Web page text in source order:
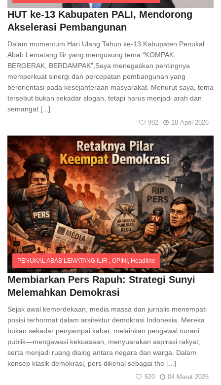
Comments
HUT ke-13 Kabupaten PALI, Mendorong
Akselerasi Pembangunan
Dalam momentum Hari Ulang Tahun ke-13 Kabupaten Penukal
Abab Lematang Ilir yang mengusung tema “KOMPAK,
BERGERAK, BERDAMPAK”,Saya menegaskan pentingnya
memperkuat sinergi dan percepatan pembangunan yang
berorientasi pada kesejahteraan masyarakat. Menurut saya, tema
tersebut bukan sekadar slogan, tetapi harus menjadi arah dan
semangat [...]
18 April 2026
992
PENUKAL ABAB LEMATANG ILIR OPINI Headline
Comments
Membiarkan Pers Rapuh: Strategi Sunyi
Melemahkan Demokrasi
Sejak awal kemerdekaan, media massa dan jurnalis menempati
posisi terhormat dalam arsitektur demokrasi Indonesia. Mereka
bukan sekadar penyampai kabar, melainkan pengawal nurani
publik—mengawasi kekuasaan, menyuarakan aspirasi rakyat,
serta menjadi ruang dialog antara negara dan warga. Dalam
konsep klasik demokrasi, pers dikenal sebagai the [...]
04 Maret 2026
520